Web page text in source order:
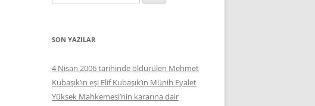
SON YAZILAR
4 Nisan 2006 tarihinde öldürülen Mehmet
Kubaşık’ın eşi Elif Kubaşık’ın Münih Eyalet
Yüksek Mahkemesi’nin kararına dair